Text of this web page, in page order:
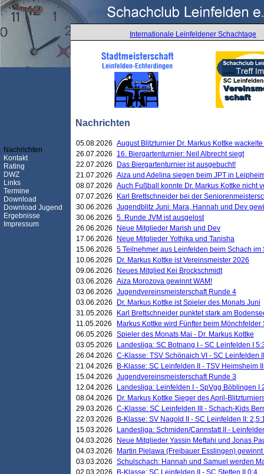
Internationale Leinfeldener Schachtage
Nachrichten
Nachrichten
Kontakt
Rating
DWZ
Links
Termine
Download
Download Jugend
Ergebnisse
Impressum
05.08.2026 August Blitzturnier Dr. Markus Kottke
26.07.2026
16. Biergartenturnier: Neil Albrecht siegt
22.07.2026
Das Biergartenturnier ist ausgebucht!
21.07.2026 Aiza und Adelina siegen beim JPT in
08.07.2026 Auch Fußball konnte Dr. Markus Kottke nicht
07.07.2026
Karl Brettschneider bei der
30.06.2026 Jugendblitz Juni: Mara, Hannah und Dev
30.06.2026 5. Runde JVM ist ausgelost
26.06.2026
Neue Mitglieder Marish und Dev
17.06.2026
Neue Mitglieder Yothika und Tanisha
15.06.2026 5 Teilnehmer aus Leinfelden beim Schach
10.06.2026
Dr. Markus Kottke ist Vereinsmeister 2026
09.06.2026
Neues Mitglied Kei Brockschmidt
03.06.2026 Aiza Morozova gewinnt WAM!
03.06.2026 Jugendvereinsmeisterschaft Runde 4
03.06.2026
Dr. Markus Kottke ist Spieler des Monats Juni
31.05.2026
Karl Brettschneider punktet stark am
11.05.2026
Markus Kottke wird Fünfter beim
06.05.2026 Spieler des Monats Mai - Dr. Markus Kottke
03.05.2026
Landesliga: SC Botnang I - SC Leinfelden I
26.04.2026 C-Klasse: TSV Schönaich VI - SC Leinfelden
21.04.2026
B-Klasse: SC Leinfelden II - TSV Heimsheim
15.04.2026 Jugendvereinsmeisterschaft Runde 3
12.04.2026
Landesliga: Leinfelden I - SpVgg Böblingen I
08.04.2026
Dr. Markus Kottke Sieger des April-
29.03.2026 C-Klasse: SC Leinfelden III - Schach-Kids
22.03.2026
B-Klasse: SV Nagold II - SC Leinfelden II:
15.03.2026
Landesliga: Schmiden/Cannstatt II -
04.03.2026
Neue Mitglieder Yassin Meftahi und Jonas
04.03.2026
Martin Pielawa (Freibauer Esslingen)
03.03.2026 Schulschach: Hannah und Samuel werden
02.03.2026
B-Klasse: SC Leinfelden II - SC Stetten II 0:4